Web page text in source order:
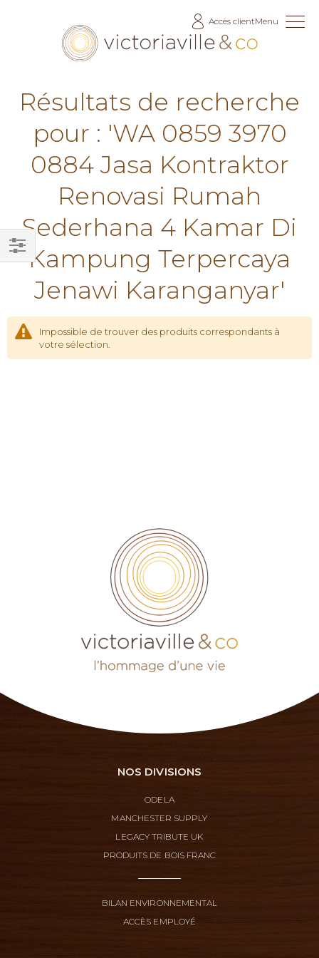
Accès clientMenu
Résultats de recherche
pour : 'WA 0859 3970
0884 Jasa Kontraktor
Renovasi Rumah
Sederhana 4 Kamar Di
Kampung Terpercaya
Jenawi Karanganyar'
Impossible de trouver des produits correspondants à
votre sélection.
Filtrer
NOS DIVISIONS
ODELA
MANCHESTER SUPPLY
LEGACY TRIBUTE UK
PRODUITS DE BOIS FRANC
BILAN ENVIRONNEMENTAL
ACCÈS EMPLOYÉ